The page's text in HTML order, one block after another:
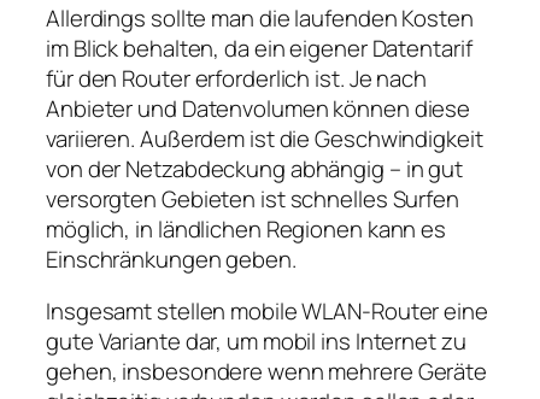
Allerdings sollte man die laufenden Kosten
im Blick behalten, da ein eigener Datentarif
für den Router erforderlich ist. Je nach
Anbieter und Datenvolumen können diese
variieren. Außerdem ist die Geschwindigkeit
von der Netzabdeckung abhängig – in gut
versorgten Gebieten ist schnelles Surfen
möglich, in ländlichen Regionen kann es
Einschränkungen geben.
Insgesamt stellen mobile WLAN‑Router eine
gute Variante dar, um mobil ins Internet zu
gehen, insbesondere wenn mehrere Geräte